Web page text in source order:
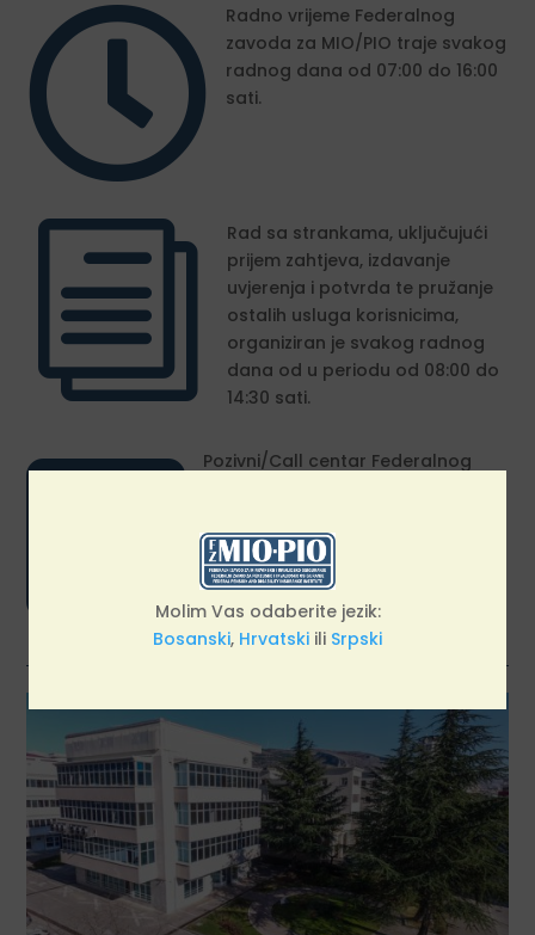

Radno vrijeme Federalnog
zavoda za MIO/PIO traje svakog
radnog dana od 07:00 do 16:00
sati.
i
Rad sa strankama, uključujući
prijem zahtjeva, izdavanje
uvjerenja i potvrda te pružanje
ostalih usluga korisnicima,
organiziran je svakog radnog
dana od u periodu od 08:00 do
14:30 sati.
Pozivni/Call centar Federalnog
od 09:00 do 13:30 sati.
Molim Vas odaberite jezik:
Bosanski, Hrvatski ili Srpski